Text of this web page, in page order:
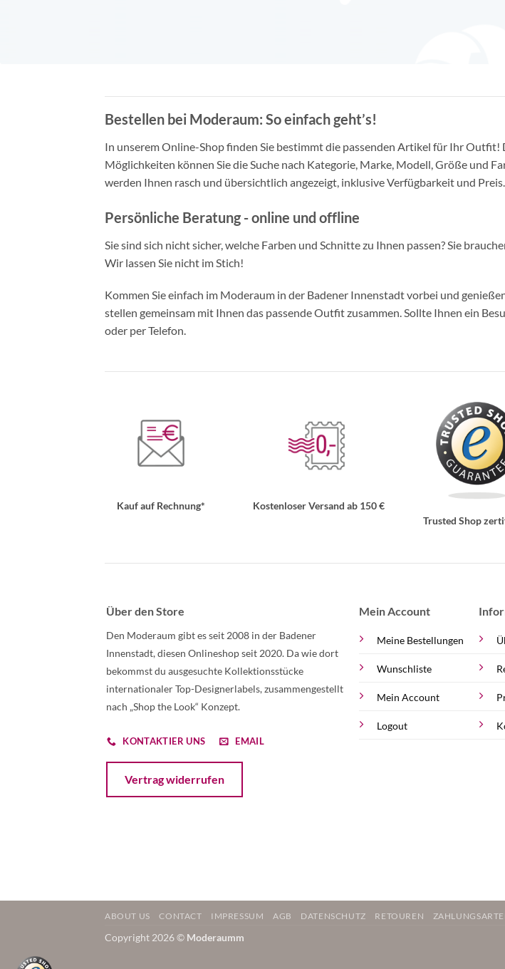
Bestellen bei Moderaum: So einfach geht’s!
In unserem Online-Shop finden Sie bestimmt die passenden Artikel für Ihr
Möglichkeiten können Sie die Suche nach Kategorie, Marke, Modell, Größe und
werden Ihnen rasch und übersichtlich angezeigt, inklusive Verfügbarkeit und Preis.
Persönliche Beratung - online und offline
Sie sind sich nicht sicher, welche Farben und Schnitte zu Ihnen passen? Sie
Wir lassen Sie nicht im Stich!
Kommen Sie einfach im Moderaum in der Badener Innenstadt vorbei und
stellen gemeinsam mit Ihnen das passende Outfit zusammen. Sollte Ihnen ein
oder per Telefon.
Kauf auf Rechnung*
Kostenloser Versand ab 150 €
Trusted Shop
Über den Store
Den Moderaum gibt es seit 2008 in der Badener
Innenstadt, diesen Onlineshop seit 2020. Da wie dort
bekommst du ausgesuchte Kollektionsstücke
internationaler Top-Designerlabels, zusammengestellt
nach „Shop the Look“ Konzept.
KONTAKTIER UNS EMAIL
Vertrag widerrufen
Mein Account
Meine Bestellungen
Wunschliste
Mein Account
Logout
ABOUT US CONTACT IMPRESSUM AGB DATENSCHUTZ RETOUREN
Copyright 2026 © Moderaumm
Weitere Informationen über den gesperrten Inhalt.